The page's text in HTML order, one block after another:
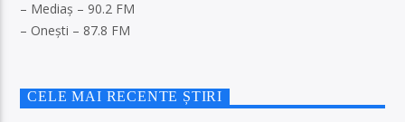
– Mediaș – 90.2 FM
– Onești – 87.8 FM
CELE MAI RECENTE ȘTIRI